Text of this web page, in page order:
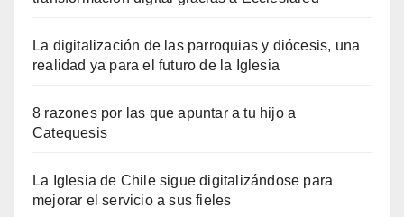
La digitalización de las parroquias y diócesis, una
realidad ya para el futuro de la Iglesia
8 razones por las que apuntar a tu hijo a
Catequesis
La Iglesia de Chile sigue digitalizándose para
mejorar el servicio a sus fieles